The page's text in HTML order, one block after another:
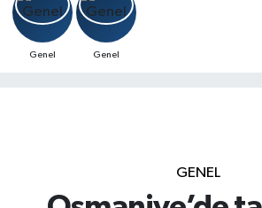
Genel Genel
GENEL